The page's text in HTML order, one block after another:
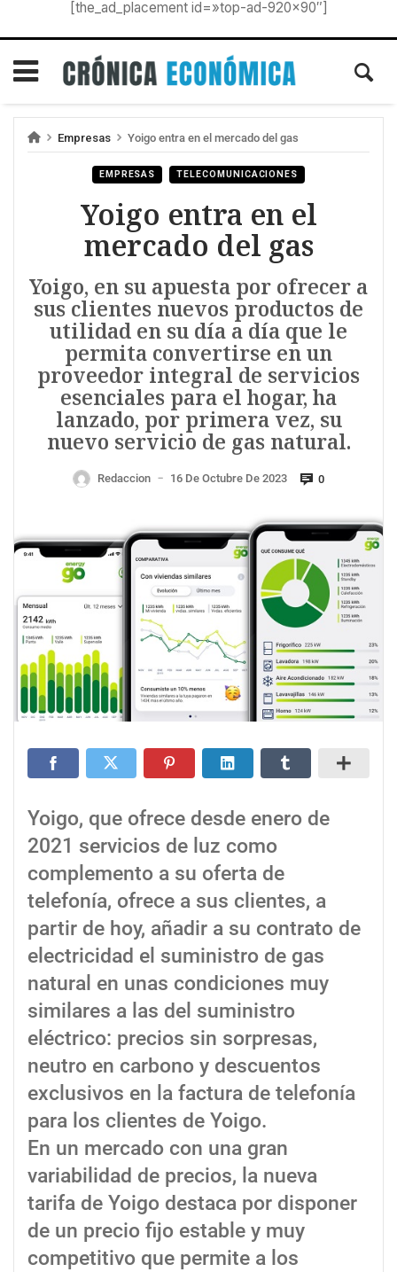
[the_ad_placement id=»top-ad-920×90″]
Empresas Yoigo entra en el mercado del gas
EMPRESAS TELECOMUNICACIONES
Yoigo entra en el
mercado del gas
Yoigo, en su apuesta por ofrecer a
sus clientes nuevos productos de
utilidad en su día a día que le
permita convertirse en un
proveedor integral de servicios
esenciales para el hogar, ha
lanzado, por primera vez, su
nuevo servicio de gas natural.
Redaccion — 16 De Octubre De 2023 0
Yoigo, que ofrece desde enero de
2021 servicios de luz como
complemento a su oferta de
telefonía, ofrece a sus clientes, a
partir de hoy, añadir a su contrato de
electricidad el suministro de gas
natural en unas condiciones muy
similares a las del suministro
eléctrico: precios sin sorpresas,
neutro en carbono y descuentos
exclusivos en la factura de telefonía
para los clientes de Yoigo.
En un mercado con una gran
variabilidad de precios, la nueva
tarifa de Yoigo destaca por disponer
de un precio fijo estable y muy
competitivo que permite a los